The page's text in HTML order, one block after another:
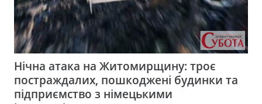
Нічна атака на Житомирщину: троє
постраждалих, пошкоджені будинки та
підприємство з німецькими